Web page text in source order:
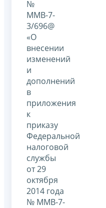
№
ММВ-7-
3/696@
«О
внесении
изменений
и
дополнений
в
приложения
к
приказу
Федеральной
налоговой
службы
от 29
октября
2014 года
№ ММВ-7-